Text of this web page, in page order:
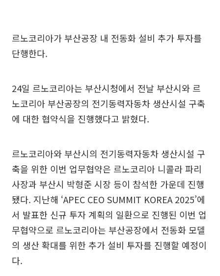
르노코리아가 부산공장 내 전동화 설비 추가 투자를
단행한다.
24일 르노코리아는 부산시청에서 전날 부산시와 르
노코리아 부산공장의 전기동력자동차 생산시설 구축
에 대한 협약식을 진행했다고 밝혔다.
르노코리아와 부산시의 전기동력자동차 생산시설 구
축을 위한 이번 업무협약은 르노코리아 니콜라 파리
사장과 부산시 박형준 시장 등이 참석한 가운데 진행
됐다. 지난해 ‘APEC CEO SUMMIT KOREA 2025’에
서 발표한 신규 투자 계획의 일환으로 진행된 이번 업
무협약으로 르노코리아는 부산공장에서 전동화 모델
의 생산 확대를 위한 추가 설비 투자를 진행할 예정이
다.